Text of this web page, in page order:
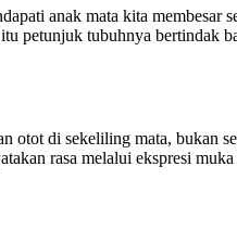
anak mata kita membesar
petunjuk tubuhnya bertindak
otot di sekeliling mata, bukan
rasa melalui ekspresi